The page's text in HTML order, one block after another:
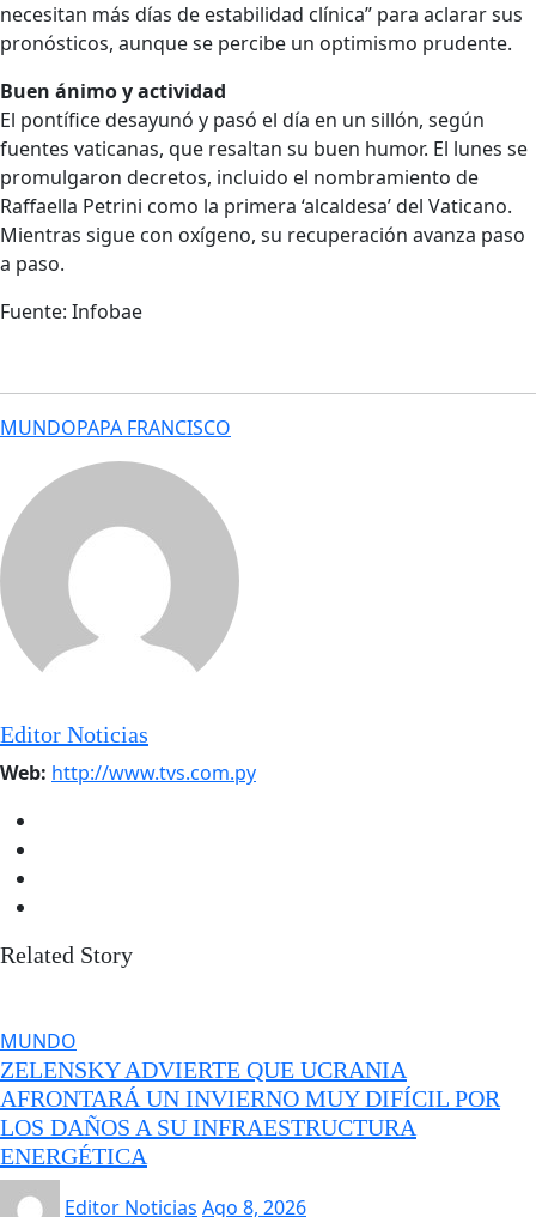
necesitan más días de estabilidad clínica” para aclarar sus
pronósticos, aunque se percibe un optimismo prudente.
Buen ánimo y actividad
El pontífice desayunó y pasó el día en un sillón, según
fuentes vaticanas, que resaltan su buen humor. El lunes se
promulgaron decretos, incluido el nombramiento de
Raffaella Petrini como la primera ‘alcaldesa’ del Vaticano.
Mientras sigue con oxígeno, su recuperación avanza paso
a paso.
Fuente: Infobae
MUNDOPAPA FRANCISCO
Editor Noticias
Web: http://www.tvs.com.py
Related Story
MUNDO
ZELENSKY ADVIERTE QUE UCRANIA
AFRONTARÁ UN INVIERNO MUY DIFÍCIL POR
LOS DAÑOS A SU INFRAESTRUCTURA
ENERGÉTICA
Editor Noticias Ago 8, 2026